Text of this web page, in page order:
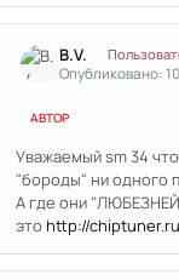
B.V.
Опубликовано:
АВТОР
Уважаемый sm 34
"бороды" ни одного
А где они
это http://